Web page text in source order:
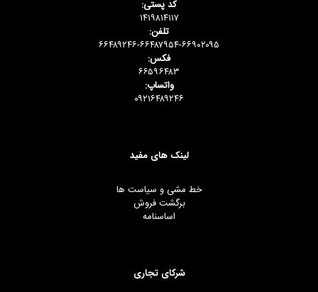
کد پستی:
۱۴۱۹۸۱۴۱۱۷
تلفن:
۶۶۴۸۹۲۴۶-۶۶۴۸۷۹۵۴-۶۶۹۰۲۰۹۵
فکس:
۶۶۵۹۶۴۸۳
واتساپ:
۰۹۲۱۶۴۸۹۲۴۶
لینک های مفید
خط مشی و سیاست ها
برگشت فروش
اساسنامه
شرکای تجاری